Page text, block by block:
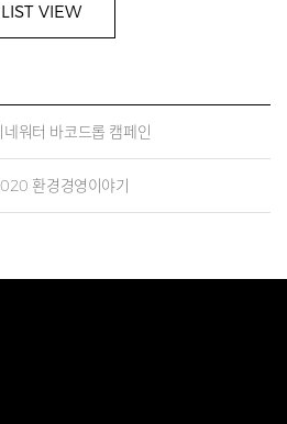
LIST VIEW
네워터 바코드롭 캠페인
환경경영이야기